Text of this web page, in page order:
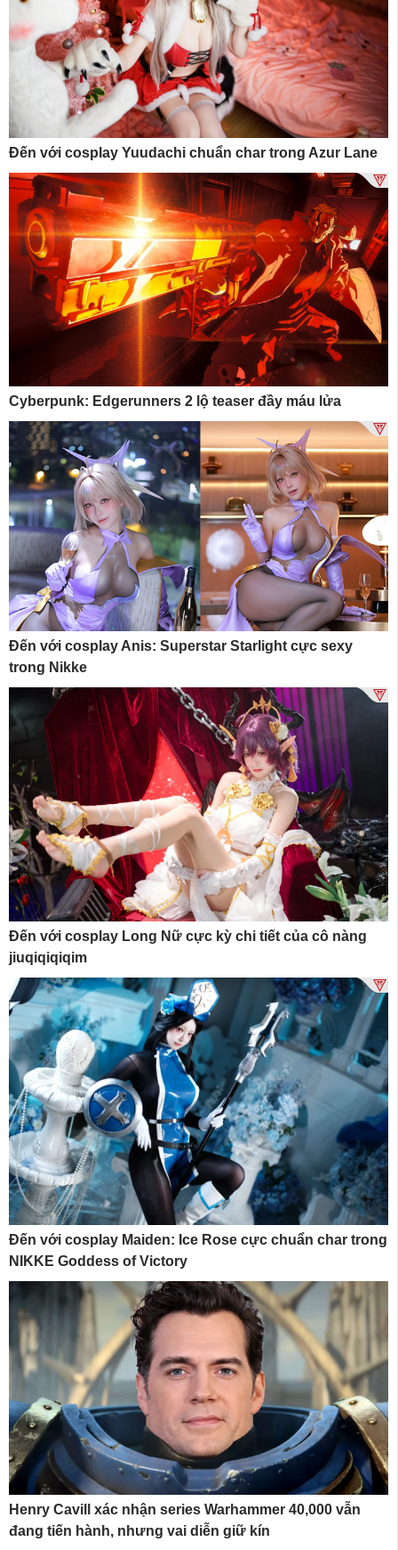
Đến với cosplay Yuudachi chuẩn char trong Azur Lane
Cyberpunk: Edgerunners 2 lộ teaser đầy máu lửa
Đến với cosplay Anis: Superstar Starlight cực sexy
trong Nikke
Đến với cosplay Long Nữ cực kỳ chi tiết của cô nàng
jiuqiqiqiqim
Đến với cosplay Maiden: Ice Rose cực chuẩn char trong
NIKKE Goddess of Victory
Henry Cavill xác nhận series Warhammer 40,000 vẫn
đang tiến hành, nhưng vai diễn giữ kín